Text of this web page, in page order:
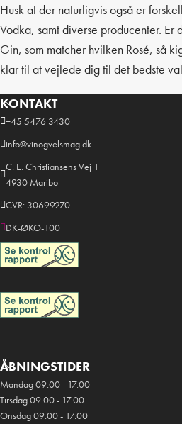
Husk at der naturligvis også er
Vodka, samt diverse producenter. Er
Gin, som matcher hvilken Rosé, så
klar til at vejlede dig til det bedste
KONTAKT
+45 5476 3430
info@vinogvelsmag.dk
C. E. Christiansens Vej 1
4930 Maribo
CVR: 30699270
DK-ØKO-100
ÅBNINGSTIDER
Mandag 09.00 - 17.00
Tirsdag 09.00 - 17.00
Onsdag 09.00 - 17.00